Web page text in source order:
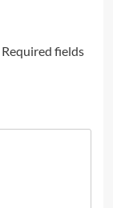
Required fields